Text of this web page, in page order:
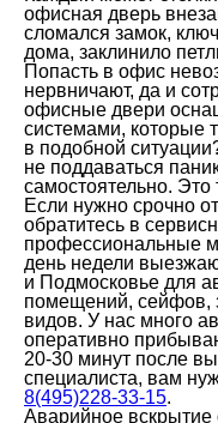
офисная дверь
сломался замок,
дома, заклинило
Попасть в офис
нервничают, да и
офисные двери
системами, которые
в подобной
не поддаваться
самостоятельно. Это
Если нужно срочно
обратитесь в
профессиональные
день недели
и Подмосковье для
помещений, сейфов,
видов. У нас много
оперативно
20-30 минут после
специалиста, вам
8(495)228-33-15.
Аварийное